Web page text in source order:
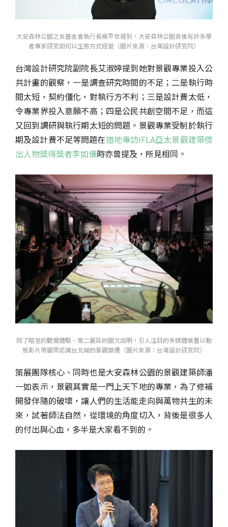
大安森林公園之友基金會執行長楊平世提到，大安森林公園背後有許多學
者專家研究如何以生態方式經營（圖片來源：台灣設計研究院）
台灣設計研究院副院長艾淑婷提到她對景觀專業投入公
共計畫的觀察，一是調查研究時間的不足；二是執行時
間太短，契約僵化，對執行方不利；三是設計費太低，
令專業界投入意願不高；四是公民共創空間不足，而這
又回到調研與執行期太短的問題。景觀專業受制於執行
期及設計費不足等問題在道地專訪IFLA亞太景觀建築傑
出人物獎得獎者李如儀時亦曾提及，所見相同。
除了暗室的聽覺體驗、第二展區的圖文說明，引人注目的多媒體裝置以動
態影片帶觀眾認識台北城的景觀變遷（圖片來源：台 灣設計研究院）
策展團隊核心、同時也是大安森林公園的景觀建築師潘
一如表示，景觀其實是一門上天下地的專業，為了修補
開發伴隨的破壞，讓人們的生活能走向與萬物共生的未
來，試著師法自然，從環境的角度切入，背後是很多人
的付出與心血，多半是大家看不到的。